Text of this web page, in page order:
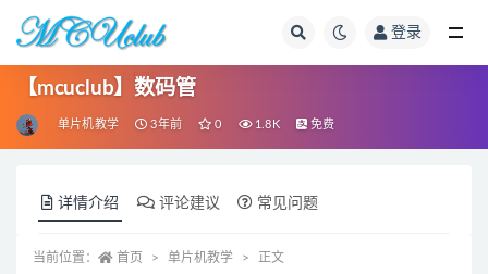
登录
【mcuclub】数码管
单片机教学 3年前 0 1.8K 免费
详情介绍 评论建议 常见问题
当前位置： 首页 单片机教学 正文